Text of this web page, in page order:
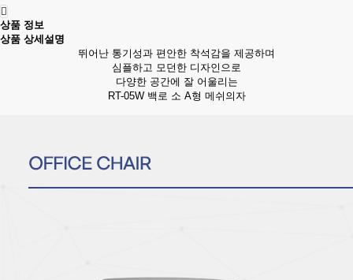
상품 정보
상품 상세설명
뛰어난 통기성과 편안한 착석감을 제공하며
심플하고 모던한 디자인으로
다양한 공간에 잘 어울리는
RT-05W 백로 소 A형 메쉬의자